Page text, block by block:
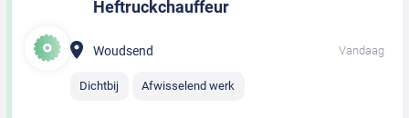
Heftruckchauffeur
Woudsend Vandaag
Dichtbij Afwisselend werk